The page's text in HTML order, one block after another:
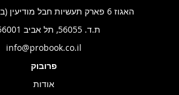
האגוז 6 פארק תעשיות חבל מודיעין (בתאום מראש)
ת.ד. 56055, תל אביב 6156001
info@probook.co.il
פרובוק
אודות